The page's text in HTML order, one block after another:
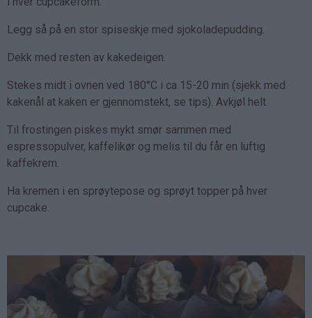
Legg så på en stor spiseskje med sjokoladepudding.
Dekk med resten av kakedeigen.
Stekes midt i ovnen ved 180°C i ca 15-20 min (sjekk med
kakenål at kaken er gjennomstekt, se tips). Avkjøl helt.
Til frostingen piskes mykt smør sammen med
espressopulver, kaffelikør og melis til du får en luftig
kaffekrem.
Ha kremen i en sprøytepose og sprøyt topper på hver
cupcake.